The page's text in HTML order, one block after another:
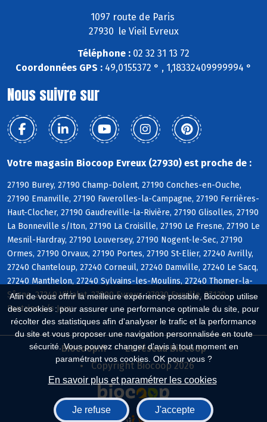
Afin de vous offrir la meilleure expérience possible, Biocoop utilise
des cookies : pour assurer une performance optimale du site, pour
récolter des statistiques afin d'analyser le trafic et la performance
du site et vous proposer une navigation personnalisée en toute
sécurité. Vous pouvez changer d'avis à tout moment en
paramétrant vos cookies. OK pour vous ?
En savoir plus et paramétrer les cookies
Je refuse J'accepte
1097 route de Paris
27930 le Vieil Evreux
Téléphone : 02 32 31 13 72
Coordonnées GPS : 49,0155372 ° , 1,18332409999994 °
Nous suivre sur
Votre magasin Biocoop Evreux (27930) est proche de :
27190 Burey, 27190 Champ-Dolent, 27190 Conches-en-Ouche,
27190 Emanville, 27190 Faverolles-la-Campagne, 27190 Ferrières-
Haut-Clocher, 27190 Gaudreville-la-Rivière, 27190 Glisolles, 27190
La Bonneville s/Iton, 27190 La Croisille, 27190 Le Fresne, 27190 Le
Mesnil-Hardray, 27190 Louversey, 27190 Nogent-le-Sec, 27190
Ormes, 27190 Orvaux, 27190 Portes, 27190 St-Elier, 27240 Avrilly,
27240 Chanteloup, 27240 Corneuil, 27240 Damville, 27240 Le Sacq,
27240 Manthelon, 27240 Sylvains-les-Moulins, 27240 Thomer-la-
Sôgne, 27240 Villalet, 27000 Evreux, 27930 Fauville, 27120
Fontaine s/s Jouy
Biocoop.fr
Le réseau Biocoop
Copyright Biocoop 2026